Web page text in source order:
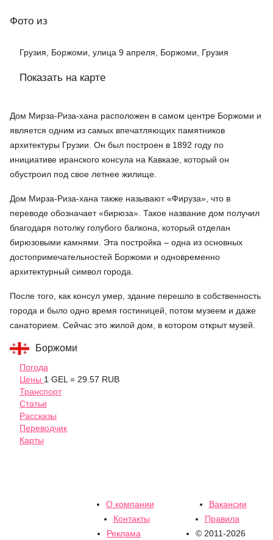
Фото из
Грузия, Боржоми, улица 9 апреля, Боржоми, Грузия
Показать на карте
Дом Мирза-Риза-хана расположен в самом центре Боржоми и
является одним из самых впечатляющих памятников
архитектуры Грузии. Он был построен в 1892 году по
инициативе иранского консула на Кавказе, который он
обустроил под свое летнее жилище.
Дом Мирза-Риза-хана также называют «Фируза», что в
переводе обозначает «бирюза». Такое название дом получил
благодаря потолку голубого балкона, который отделан
бирюзовыми камнями. Эта постройка – одна из основных
достопримечательностей Боржоми и одновременно
архитектурный символ города.
После того, как консул умер, здание перешло в собственность
города и было одно время гостиницей, потом музеем и даже
санаторием. Сейчас это жилой дом, в котором открыт музей.
Боржоми
Погода
Цены 1 GEL = 29.57 RUB
Транспорт
Статьи
Рассказы
Переводчик
Карты
О компании
Вакансии
Контакты
Правила
Реклама
© 2011-2026